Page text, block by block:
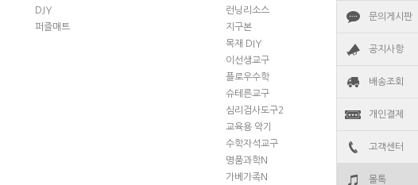
문의게시판
공지사항
배송조회
개인결제
고객센터
몰톡
DJY
퍼즐매트
런닝리소스
지구본
목재 DIY
이선생교구
플로우수학
슈테른교구
심리검사도구2
교육용 악기
수학자석교구
명품과학N
가베가족N